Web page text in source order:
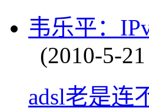
韦乐平：
(2010-5-
adsl老是连